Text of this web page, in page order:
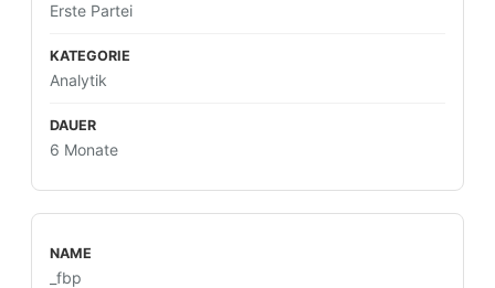
Erste Partei
Analytik
6 Monate
_fbp